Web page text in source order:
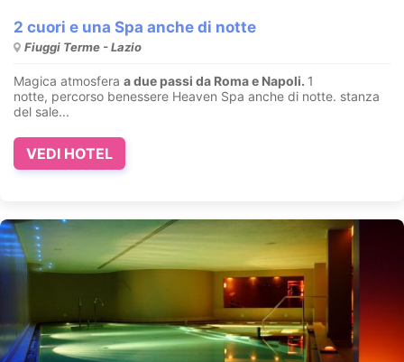
2 cuori e una Spa anche di notte
Fiuggi Terme - Lazio
Magica atmosfera a due passi da Roma e Napoli. 1
notte, percorso benessere Heaven Spa anche di notte. stanza
del sale...
VEDI HOTEL